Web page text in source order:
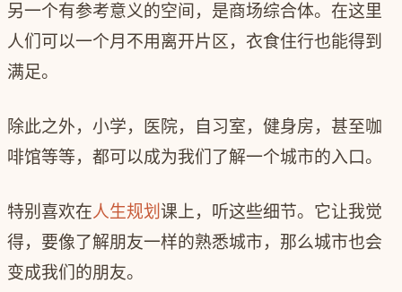
另一个有参考意义的空间，是商场综合体。在这里
人们可以一个月不用离开片区，衣食住行也能得到
满足。
除此之外，小学，医院，自习室，健身房，甚至咖
啡馆等等，都可以成为我们了解一个城市的入口。
特别喜欢在人生规划 课上，听这些细节。它让我觉
得，要像了解朋友一样的熟悉城市，那么城市也会
变成我们的朋友。